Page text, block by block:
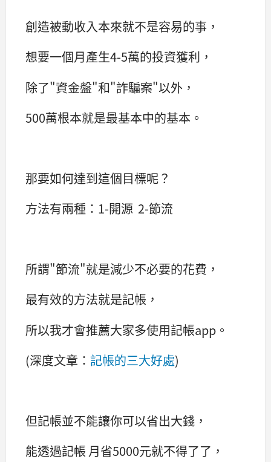
創造被動收入本來就不是容易的事，
想要一個月產生4-5萬的投資獲利，
除了"資金盤"和"詐騙案"以外，
500萬根本就是最基本中的基本。
那要如何達到這個目標呢？
方法有兩種：1-開源 2-節流
所謂"節流"就是減少不必要的花費，
最有效的方法就是記帳，
所以我才會推薦大家多使用記帳app。
(深度文章： 記帳的三大好處)
但記帳並不能讓你可以省出大錢，
能透過記帳 月省5000元就不得了了，